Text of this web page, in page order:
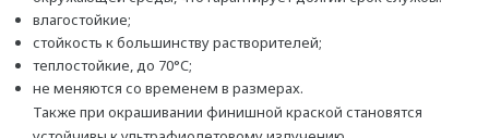
Настенные
Шинопровод
Светодиодная лента
влагостойкие;
стойкость к большинству растворителей;
теплостойкие, до 70°C;
не меняются со временем в размерах.
Также при окрашивании финишной краской становятся